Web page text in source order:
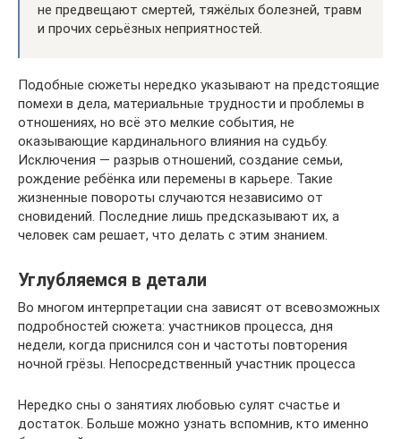
не предвещают смертей, тяжёлых болезней, травм
и прочих серьёзных неприятностей.
Подобные сюжеты нередко указывают на предстоящие
помехи в дела, материальные трудности и проблемы в
отношениях, но всё это мелкие события, не
оказывающие кардинального влияния на судьбу.
Исключения — разрыв отношений, создание семьи,
рождение ребёнка или перемены в карьере. Такие
жизненные повороты случаются независимо от
сновидений. Последние лишь предсказывают их, а
человек сам решает, что делать с этим знанием.
Углубляемся в детали
Во многом интерпретации сна зависят от всевозможных
подробностей сюжета: участников процесса, дня
недели, когда приснился сон и частоты повторения
ночной грёзы. Непосредственный участник процесса
Нередко сны о занятиях любовью сулят счастье и
достаток. Больше можно узнать вспомнив, кто именно